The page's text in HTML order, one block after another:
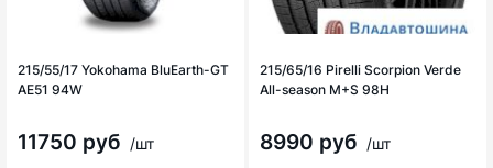
215/55/17 Yokohama BluEarth-GT
AE51 94W
11750 руб /шт
215/65/16 Pirelli Scorpion Verde
All-season M+S 98H
8990 руб /шт